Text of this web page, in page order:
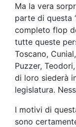
Ma la vera
parte di questa
completo flop
tutte queste
Toscano,
Puzzer,
di loro siederà
legislatura.
I motivi di
sono